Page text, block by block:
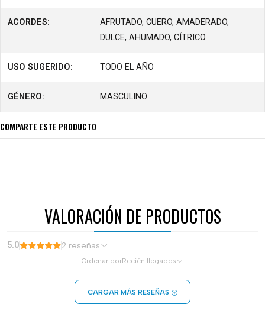
ACORDES:
AFRUTADO, CUERO, AMADERADO,
DULCE, AHUMADO, CÍTRICO
USO SUGERIDO: TODO EL AÑO
GÉNERO: MASCULINO
COMPARTE ESTE PRODUCTO
VALORACIÓN DE PRODUCTOS
5.0 2 reseñas
Ordenar porRecién llegados
CARGAR MÁS RESEÑAS